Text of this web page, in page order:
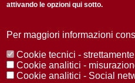
Accetto laPrivacy Policy
Redazione Copyright Privacy
© 2025 Università di Padova
attivando le opzioni qui sotto.
Per maggiori informazioni
Cookie tecnici -
Cookie analitici -
Cookie analitici - Social